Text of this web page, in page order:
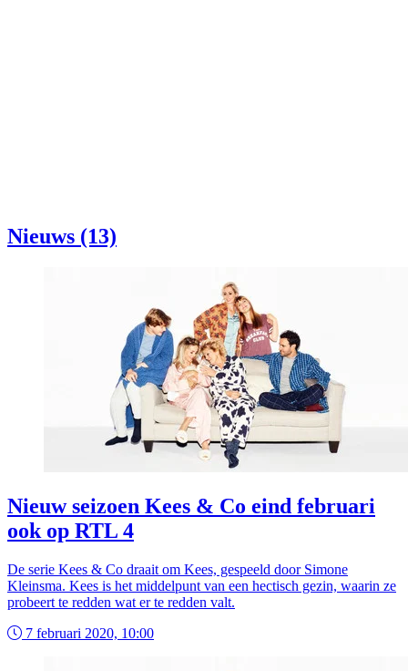
Nieuws (13)
Nieuw seizoen Kees & Co eind februari
ook op RTL 4
De serie Kees & Co draait om Kees, gespeeld door Simone
Kleinsma. Kees is het middelpunt van een hectisch gezin, waarin ze
probeert te redden wat er te redden valt.
7 februari 2020, 10:00